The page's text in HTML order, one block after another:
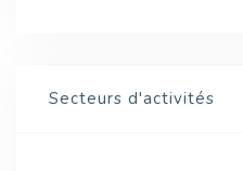
Secteurs d'activités